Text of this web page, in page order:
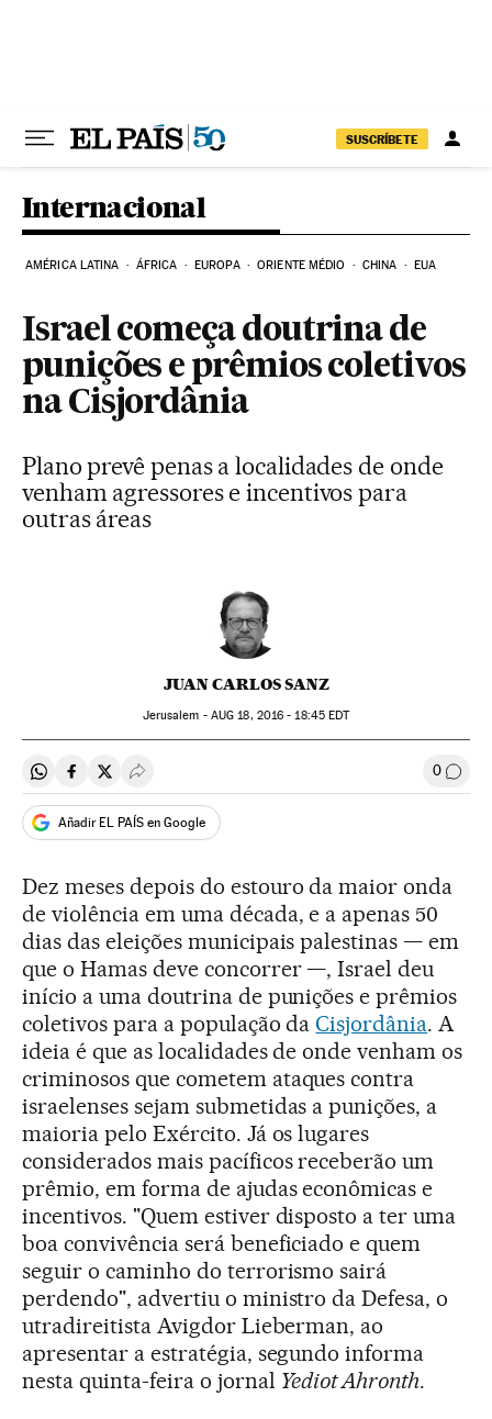
SUSCRÍBETE
Internacional
AMÉRICA LATINA ÁFRICA EUROPA ORIENTE MÉDIO CHINA EUA
Israel começa doutrina de
punições e prêmios coletivos
na Cisjordânia
Plano prevê penas a localidades de onde
venham agressores e incentivos para
outras áreas
JUAN CARLOS SANZ
Jerusalem - AUG 18, 2016 - 18:45EDT
Compartir en Whatsapp
Compartir en Facebook
Compartir en Twitter
Desplegar Redes Sociales 0
Añadir EL PAÍS en Google
Dez meses depois do estouro da maior onda
de violência em uma década, e a apenas 50
dias das eleições municipais palestinas — em
que o Hamas deve concorrer —, Israel deu
início a uma doutrina de punições e prêmios
coletivos para a população daCisjordânia. A
ideia é que as localidades de onde venham os
criminosos que cometem ataques contra
israelenses sejam submetidas a punições, a
maioria pelo Exército. Já os lugares
considerados mais pacíficos receberão um
prêmio, em forma de ajudas econômicas e
incentivos. "Quem estiver disposto a ter uma
boa convivência será beneficiado e quem
seguir o caminho do terrorismo sairá
perdendo", advertiu o ministro da Defesa, o
utradireitista Avigdor Lieberman, ao
apresentar a estratégia, segundo informa
nesta quinta-feira o jornal Yediot Ahronth.